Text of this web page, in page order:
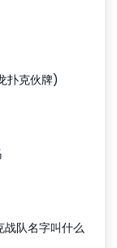
扑克伙牌)
战队名字叫什么